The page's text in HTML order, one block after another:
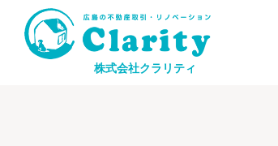
株式会社クラリティ